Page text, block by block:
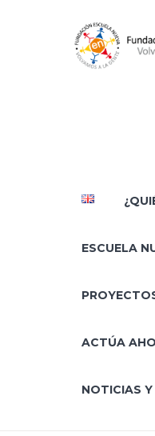
ESCUELA
ACTÚA
NOTICIAS